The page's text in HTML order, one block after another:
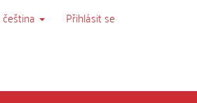
čeština Přihlásit se